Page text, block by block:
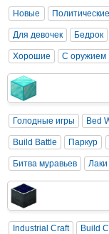
Новые Политические
Для девочек Бедрок
Хорошие С оружием
Голодные игры Bed
Build Battle Паркур
Битва муравьев Лаки
Industrial Craft Build